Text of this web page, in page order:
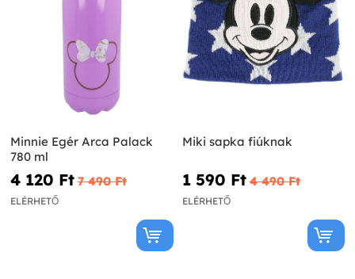
Minnie Egér Arca Palack
780 ml
4 120 Ft‎ 7 490 Ft‎
ELÉRHETŐ
Miki sapka fiúknak
1 590 Ft‎ 4 490 Ft‎
ELÉRHETŐ